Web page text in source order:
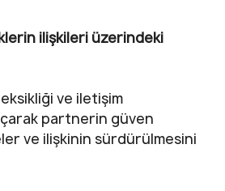
ilişkileri üzerindeki
ve iletişim
partnerin güven
ve ilişkinin sürdürülmesini